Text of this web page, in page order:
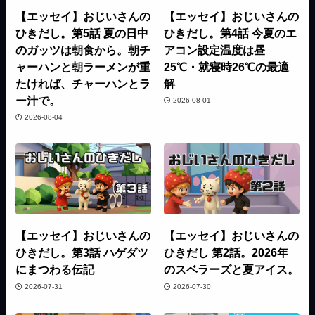
【エッセイ】おじいさんの
ひきだし。第5話 夏の日中
のガッツは朝食から。朝チ
ャーハンと朝ラーメンが重
たければ、チャーハンとラ
ー汁で。
2026-08-04
【エッセイ】おじいさんの
ひきだし。第4話 今夏のエ
アコン設定温度は昼
25℃・就寝時26℃の最適
解
2026-08-01
【エッセイ】おじいさんの
ひきだし。第3話 ハゲダツ
にまつわる伝記
2026-07-31
【エッセイ】おじいさんの
ひきだし 第2話。2026年
のスベラーズと夏アイス。
2026-07-30